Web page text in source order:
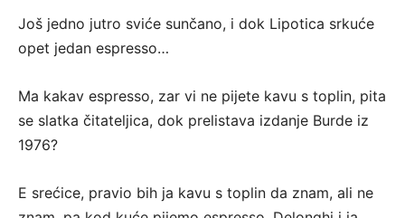
Još jedno jutro sviće sunčano, i dok Lipotica srkuće
opet jedan espresso…
Ma kakav espresso, zar vi ne pijete kavu s toplin, pita
se slatka čitateljica, dok prelistava izdanje Burde iz
1976?
E srećice, pravio bih ja kavu s toplin da znam, ali ne